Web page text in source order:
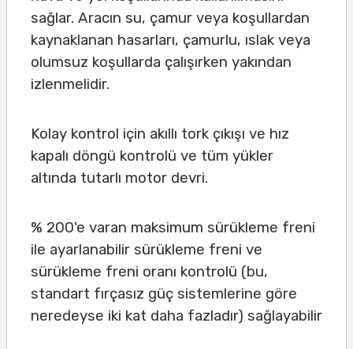
sağlar. Aracın su, çamur veya koşullardan
kaynaklanan hasarları, çamurlu, ıslak veya
olumsuz koşullarda çalışırken yakından
izlenmelidir.
Kolay kontrol için akıllı tork çıkışı ve hız
kapalı döngü kontrolü ve tüm yükler
altında tutarlı motor devri.
% 200'e varan maksimum sürükleme freni
ile ayarlanabilir sürükleme freni ve
sürükleme freni oranı kontrolü (bu,
standart fırçasız güç sistemlerine göre
neredeyse iki kat daha fazladır) sağlayabilir